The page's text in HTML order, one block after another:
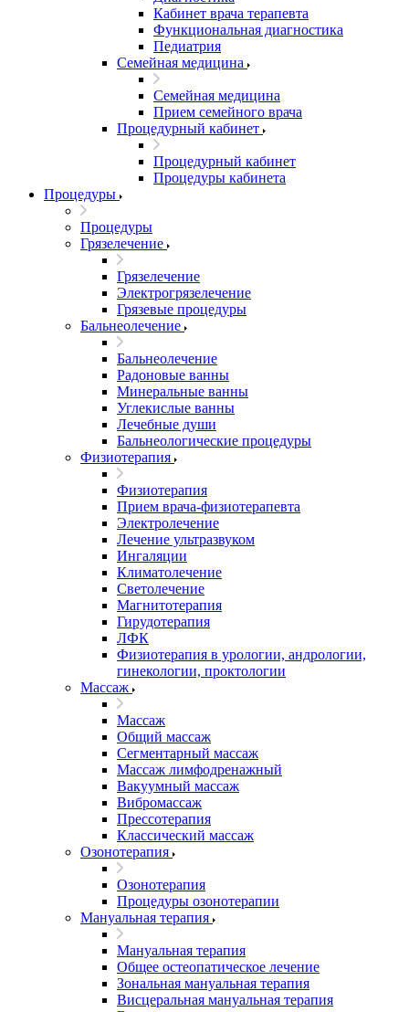
Кабинет врача терапевта
Функциональная диагностика
Педиатрия
Семейная медицина
Семейная медицина
Прием семейного врача
Процедурный кабинет
Процедурный кабинет
Процедуры кабинета
Процедуры
Процедуры
Грязелечение
Грязелечение
Электрогрязелечение
Грязевые процедуры
Бальнеолечение
Бальнеолечение
Радоновые ванны
Минеральные ванны
Углекислые ванны
Лечебные души
Бальнеологические процедуры
Физиотерапия
Физиотерапия
Прием врача-физиотерапевта
Электролечение
Лечение ультразвуком
Ингаляции
Климатолечение
Светолечение
Магнитотерапия
Гирудотерапия
ЛФК
Физиотерапия в урологии, андрологии,
гинекологии, проктологии
Массаж
Массаж
Общий массаж
Сегментарный массаж
Массаж лимфодренажный
Вакуумный массаж
Вибромассаж
Прессотерапия
Классический массаж
Озонотерапия
Озонотерапия
Процедуры озонотерапии
Мануальная терапия
Мануальная терапия
Общее остеопатическое лечение
Зональная мануальная терапия
Висцеральная мануальная терапия